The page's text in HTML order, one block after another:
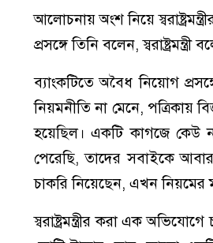
আলোচনায় অংশ নিয়ে
প্রসঙ্গে তিনি বলেন,
ব্যাংকটিতে অবৈধ নিয়োগ
নিয়মনীতি না মেনে, পত্রিকায়
হয়েছিল। একটি কাগজে
পেরেছি, তাদের সবাইকে
চাকরি নিয়েছেন, এখন নিয়মের
স্বরাষ্ট্রমন্ত্রীর করা এক